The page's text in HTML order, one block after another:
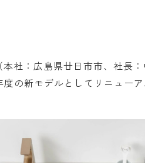
（本社：広島県廿日市市、社長
の新モデルとしてリニューア